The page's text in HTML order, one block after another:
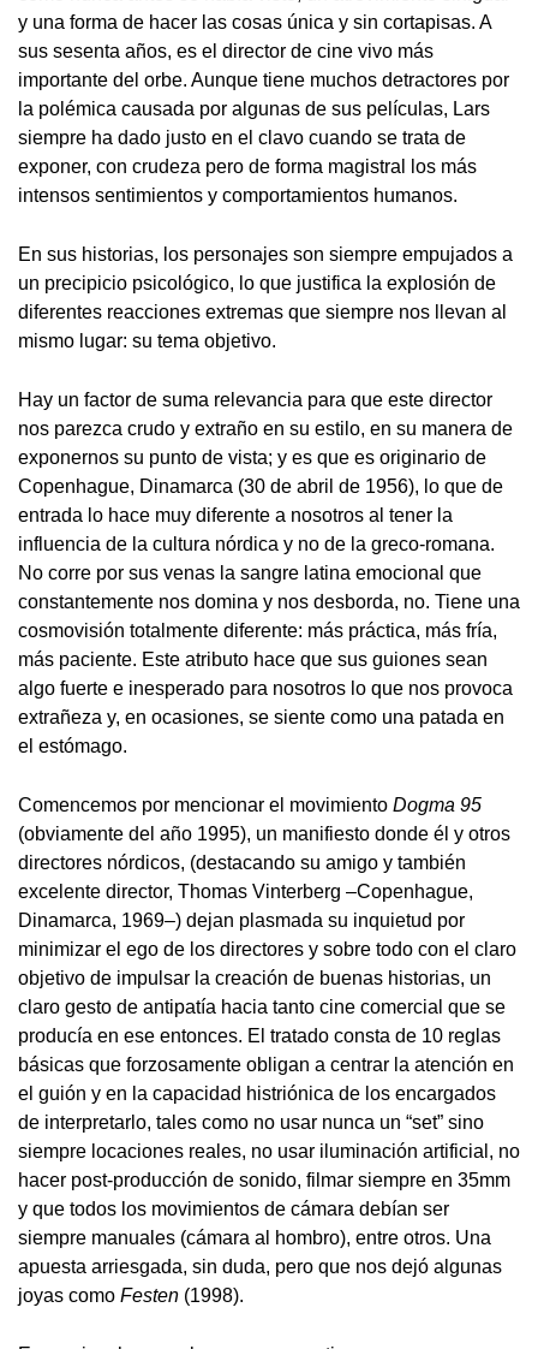
y una forma de hacer las cosas única y sin cortapisas. A
sus sesenta años, es el director de cine vivo más
importante del orbe. Aunque tiene muchos detractores por
la polémica causada por algunas de sus películas, Lars
siempre ha dado justo en el clavo cuando se trata de
exponer, con crudeza pero de forma magistral los más
intensos sentimientos y comportamientos humanos.
En sus historias, los personajes son siempre empujados a
un precipicio psicológico, lo que justifica la explosión de
diferentes reacciones extremas que siempre nos llevan al
mismo lugar: su tema objetivo.
Hay un factor de suma relevancia para que este director
nos parezca crudo y extraño en su estilo, en su manera de
exponernos su punto de vista; y es que es originario de
Copenhague, Dinamarca (30 de abril de 1956), lo que de
entrada lo hace muy diferente a nosotros al tener la
influencia de la cultura nórdica y no de la greco-romana.
No corre por sus venas la sangre latina emocional que
constantemente nos domina y nos desborda, no. Tiene una
cosmovisión totalmente diferente: más práctica, más fría,
más paciente. Este atributo hace que sus guiones sean
algo fuerte e inesperado para nosotros lo que nos provoca
extrañeza y, en ocasiones, se siente como una patada en
el estómago.
Comencemos por mencionar el movimiento Dogma 95
(obviamente del año 1995), un manifiesto donde él y otros
directores nórdicos, (destacando su amigo y también
excelente director, Thomas Vinterberg –Copenhague,
Dinamarca, 1969–) dejan plasmada su inquietud por
minimizar el ego de los directores y sobre todo con el claro
objetivo de impulsar la creación de buenas historias, un
claro gesto de antipatía hacia tanto cine comercial que se
producía en ese entonces. El tratado consta de 10 reglas
básicas que forzosamente obligan a centrar la atención en
el guión y en la capacidad histriónica de los encargados
de interpretarlo, tales como no usar nunca un “set” sino
siempre locaciones reales, no usar iluminación artificial, no
hacer post-producción de sonido, filmar siempre en 35mm
y que todos los movimientos de cámara debían ser
siempre manuales (cámara al hombro), entre otros. Una
apuesta arriesgada, sin duda, pero que nos dejó algunas
joyas como Festen (1998).